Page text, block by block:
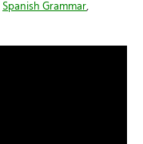
Spanish Grammar,